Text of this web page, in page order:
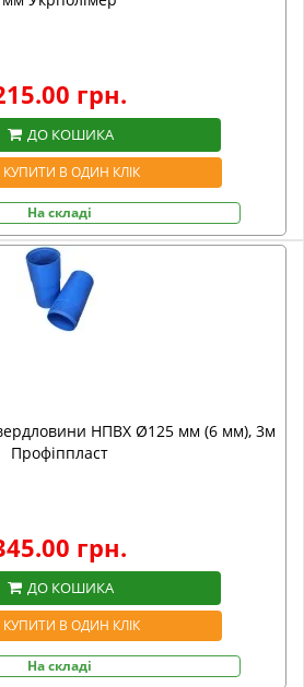
грн.
ДО КОШИКА
КУПИТИ В ОДИН КЛІК
На складі
НПВХ Ø125 мм (6 мм), 3м
Профіппласт
грн.
ДО КОШИКА
КУПИТИ В ОДИН КЛІК
На складі